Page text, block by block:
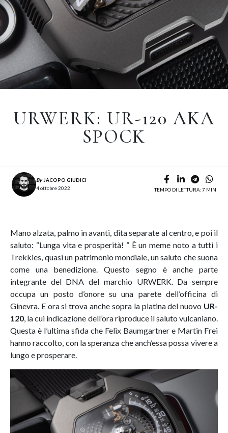
URWERK: UR-120 AKA
SPOCK
By JACOPO GIUDICI
4 ottobre 2022
TEMPO DI LETTURA: 7 MIN
Mano alzata, palmo in avanti, dita separate al centro, e poi il
saluto: “Lunga vita e prosperità! ” È un meme noto a tutti i
Trekkies, quasi un patrimonio mondiale, un saluto che suona
come una benedizione. Questo segno è anche parte
integrante del DNA del marchio URWERK. Da sempre
occupa un posto d’onore su una parete dell’officina di
Ginevra. E ora si trova anche sopra la platina del nuovo UR-
120, la cui indicazione dell’ora riproduce il saluto vulcaniano.
Questa è l’ultima sfida che Felix Baumgartner e Martin Frei
hanno raccolto, con la speranza che anch’essa possa vivere a
lungo e prosperare.